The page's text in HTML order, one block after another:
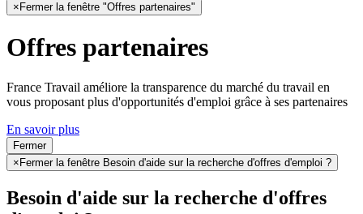
× Fermer la fenêtre "Offres partenaires"
Offres partenaires
France Travail améliore la transparence du marché du travail en
vous proposant plus d'opportunités d'emploi grâce à ses partenaires
En savoir plus
Fermer
× Fermer la fenêtre Besoin d'aide sur la recherche d'offres d'emploi ?
Besoin d'aide sur la recherche d'offres